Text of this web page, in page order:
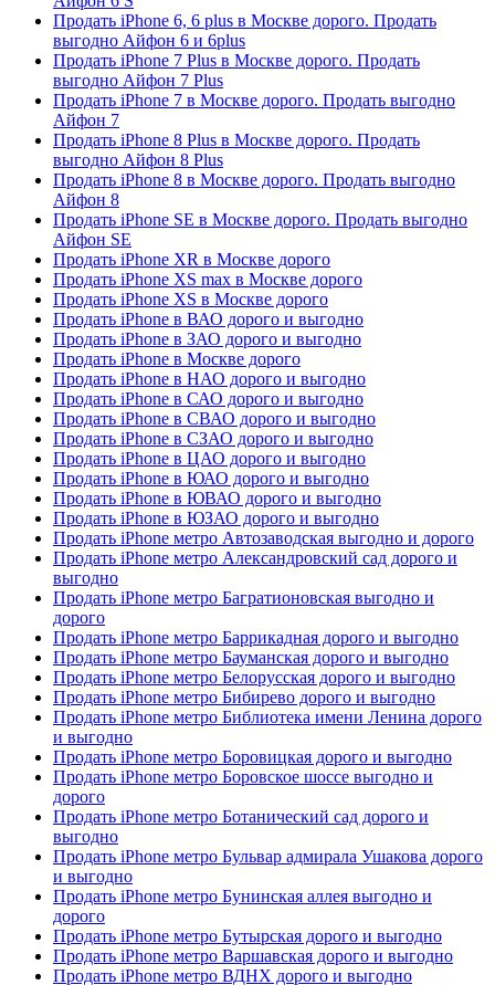
Продать iPhone 6, 6 plus в Москве дорого. Продать
выгодно Айфон 6 и 6plus
Продать iPhone 7 Plus в Москве дорого. Продать
выгодно Айфон 7 Plus
Продать iPhone 7 в Москве дорого. Продать выгодно
Айфон 7
Продать iPhone 8 Plus в Москве дорого. Продать
выгодно Айфон 8 Plus
Продать iPhone 8 в Москве дорого. Продать выгодно
Айфон 8
Продать iPhone SE в Москве дорого. Продать выгодно
Айфон SE
Продать iPhone XR в Москве дорого
Продать iPhone XS max в Москве дорого
Продать iPhone XS в Москве дорого
Продать iPhone в ВАО дорого и выгодно
Продать iPhone в ЗАО дорого и выгодно
Продать iPhone в Москве дорого
Продать iPhone в НАО дорого и выгодно
Продать iPhone в САО дорого и выгодно
Продать iPhone в СВАО дорого и выгодно
Продать iPhone в СЗАО дорого и выгодно
Продать iPhone в ЦАО дорого и выгодно
Продать iPhone в ЮАО дорого и выгодно
Продать iPhone в ЮВАО дорого и выгодно
Продать iPhone в ЮЗАО дорого и выгодно
Продать iPhone метро Автозаводская выгодно и дорого
Продать iPhone метро Александровский сад дорого и
выгодно
Продать iPhone метро Багратионовская выгодно и
дорого
Продать iPhone метро Баррикадная дорого и выгодно
Продать iPhone метро Бауманская дорого и выгодно
Продать iPhone метро Белорусская дорого и выгодно
Продать iPhone метро Бибирево дорого и выгодно
Продать iPhone метро Библиотека имени Ленина дорого
и выгодно
Продать iPhone метро Боровицкая дорого и выгодно
Продать iPhone метро Боровское шоссе выгодно и
дорого
Продать iPhone метро Ботанический сад дорого и
выгодно
Продать iPhone метро Бульвар адмирала Ушакова дорого
и выгодно
Продать iPhone метро Бунинская аллея выгодно и
дорого
Продать iPhone метро Бутырская дорого и выгодно
Продать iPhone метро Варшавская дорого и выгодно
Продать iPhone метро ВДНХ дорого и выгодно